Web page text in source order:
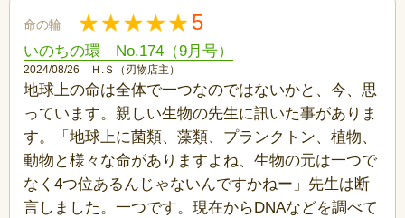
命の輪 5
いのちの環 No.174（9月号）
2024/08/26 Ｈ.Ｓ（刃物店主）
地球上の命は全体で一つなのではないかと、今、思
っています。親しい生物の先生に訊いた事がありま
す。「地球上に菌類、藻類、プランクトン、植物、
動物と様々な命がありますよね、生物の元は一つで
なく4つ位あるんじゃないんですかねー」先生は断
言しました。一つです。現在からDNAなどを調べて